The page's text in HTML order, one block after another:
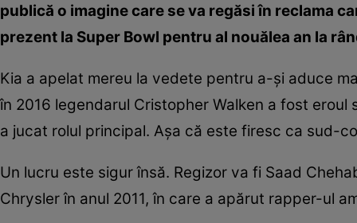
publică o imagine care se va regăsi în reclama
prezent la Super Bowl pentru al nouălea an la
Kia a apelat mereu la vedete pentru a-şi aduce
în 2016 legendarul Cristopher Walken a fost
a jucat rolul principal. Aşa că este firesc ca sud-
Un lucru este sigur însă. Regizor va fi Saad
Chrysler în anul 2011, în care a apărut rapper-ul